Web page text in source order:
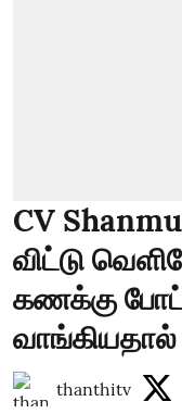
CV
விட்டு
கணக்கு
வாங்கியதால்
thanthitv